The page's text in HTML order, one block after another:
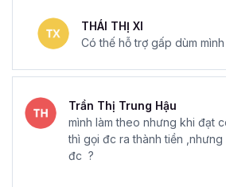
THÁI THỊ XI
Có thế hỗ trợ gấp dùm
Trần Thị Trung Hậu
mình làm theo nhưng khi đạt
thì gọi đc ra thành tiền
đc ?